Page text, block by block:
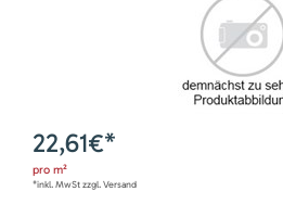
22,61€*
pro m²
*inkl. MwSt zzgl. Versand